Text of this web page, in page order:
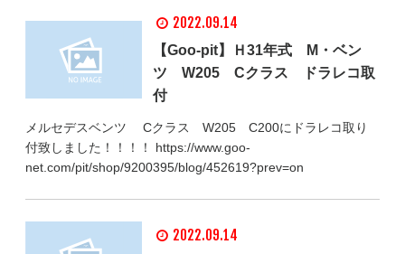
2022.09.14
【Goo-pit】Ｈ31年式 M・ベン
ツ W205 Cクラス ドラレコ取
付
メルセデスベンツ Cクラス W205 C200にドラレコ取り
付致しました！！！！ https://www.goo-
net.com/pit/shop/9200395/blog/452619?prev=on
2022.09.14